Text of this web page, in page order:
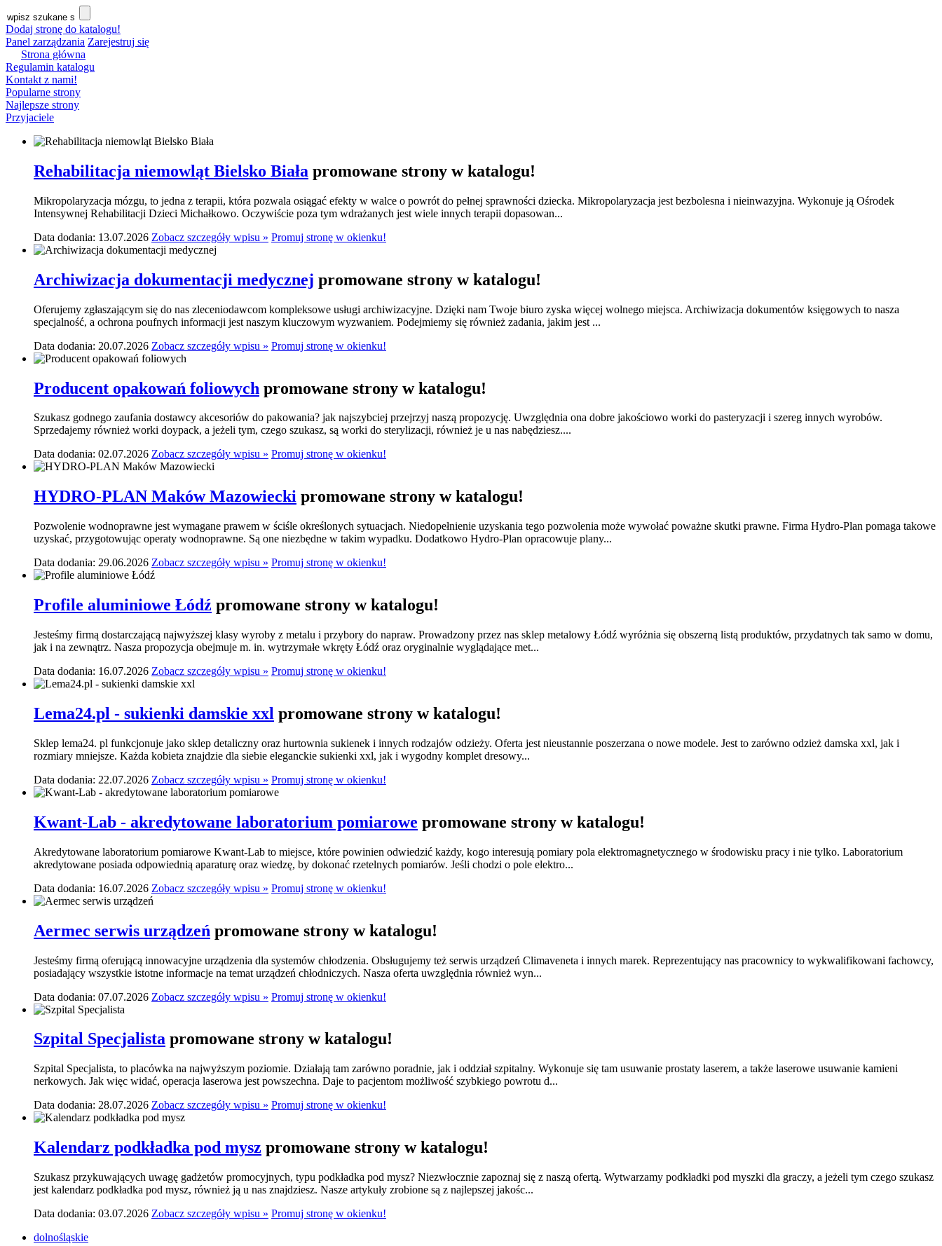
Dodaj stronę do katalogu!
Panel zarządzania Zarejestruj się
Strona główna
Regulamin katalogu
Kontakt z nami!
Popularne strony
Najlepsze strony
Przyjaciele
Rehabilitacja niemowląt Bielsko Biała promowane strony w katalogu!
Mikropolaryzacja mózgu, to jedna z terapii, która pozwala osiągać efekty w walce o powrót do pełnej sprawności dziecka. Mikropolaryzacja jest bezbolesna i nieinwazyjna. Wykonuje ją Ośrodek
Intensywnej Rehabilitacji Dzieci Michałkowo. Oczywiście poza tym wdrażanych jest wiele innych terapii dopasowan...
Data dodania: 13.07.2026 Zobacz szczegóły wpisu » Promuj stronę w okienku!
Archiwizacja dokumentacji medycznej promowane strony w katalogu!
Oferujemy zgłaszającym się do nas zleceniodawcom kompleksowe usługi archiwizacyjne. Dzięki nam Twoje biuro zyska więcej wolnego miejsca. Archiwizacja dokumentów księgowych to nasza
specjalność, a ochrona poufnych informacji jest naszym kluczowym wyzwaniem. Podejmiemy się również zadania, jakim jest ...
Data dodania: 20.07.2026 Zobacz szczegóły wpisu » Promuj stronę w okienku!
Producent opakowań foliowych promowane strony w katalogu!
Szukasz godnego zaufania dostawcy akcesoriów do pakowania? jak najszybciej przejrzyj naszą propozycję. Uwzględnia ona dobre jakościowo worki do pasteryzacji i szereg innych wyrobów.
Sprzedajemy również worki doypack, a jeżeli tym, czego szukasz, są worki do sterylizacji, również je u nas nabędziesz....
Data dodania: 02.07.2026 Zobacz szczegóły wpisu » Promuj stronę w okienku!
HYDRO-PLAN Maków Mazowiecki promowane strony w katalogu!
Pozwolenie wodnoprawne jest wymagane prawem w ściśle określonych sytuacjach. Niedopełnienie uzyskania tego pozwolenia może wywołać poważne skutki prawne. Firma Hydro-Plan pomaga takowe
uzyskać, przygotowując operaty wodnoprawne. Są one niezbędne w takim wypadku. Dodatkowo Hydro-Plan opracowuje plany...
Data dodania: 29.06.2026 Zobacz szczegóły wpisu » Promuj stronę w okienku!
Profile aluminiowe Łódź promowane strony w katalogu!
Jesteśmy firmą dostarczającą najwyższej klasy wyroby z metalu i przybory do napraw. Prowadzony przez nas sklep metalowy Łódź wyróżnia się obszerną listą produktów, przydatnych tak samo w domu,
jak i na zewnątrz. Nasza propozycja obejmuje m. in. wytrzymałe wkręty Łódź oraz oryginalnie wyglądające met...
Data dodania: 16.07.2026 Zobacz szczegóły wpisu » Promuj stronę w okienku!
Lema24.pl - sukienki damskie xxl promowane strony w katalogu!
Sklep lema24. pl funkcjonuje jako sklep detaliczny oraz hurtownia sukienek i innych rodzajów odzieży. Oferta jest nieustannie poszerzana o nowe modele. Jest to zarówno odzież damska xxl, jak i
rozmiary mniejsze. Każda kobieta znajdzie dla siebie eleganckie sukienki xxl, jak i wygodny komplet dresowy...
Data dodania: 22.07.2026 Zobacz szczegóły wpisu » Promuj stronę w okienku!
Kwant-Lab - akredytowane laboratorium pomiarowe promowane strony w katalogu!
Akredytowane laboratorium pomiarowe Kwant-Lab to miejsce, które powinien odwiedzić każdy, kogo interesują pomiary pola elektromagnetycznego w środowisku pracy i nie tylko. Laboratorium
akredytowane posiada odpowiednią aparaturę oraz wiedzę, by dokonać rzetelnych pomiarów. Jeśli chodzi o pole elektro...
Data dodania: 16.07.2026 Zobacz szczegóły wpisu » Promuj stronę w okienku!
Aermec serwis urządzeń promowane strony w katalogu!
Jesteśmy firmą oferującą innowacyjne urządzenia dla systemów chłodzenia. Obsługujemy też serwis urządzeń Climaveneta i innych marek. Reprezentujący nas pracownicy to wykwalifikowani fachowcy,
posiadający wszystkie istotne informacje na temat urządzeń chłodniczych. Nasza oferta uwzględnia również wyn...
Data dodania: 07.07.2026 Zobacz szczegóły wpisu » Promuj stronę w okienku!
Szpital Specjalista promowane strony w katalogu!
Szpital Specjalista, to placówka na najwyższym poziomie. Działają tam zarówno poradnie, jak i oddział szpitalny. Wykonuje się tam usuwanie prostaty laserem, a także laserowe usuwanie kamieni
nerkowych. Jak więc widać, operacja laserowa jest powszechna. Daje to pacjentom możliwość szybkiego powrotu d...
Data dodania: 28.07.2026 Zobacz szczegóły wpisu » Promuj stronę w okienku!
Kalendarz podkładka pod mysz promowane strony w katalogu!
Szukasz przykuwających uwagę gadżetów promocyjnych, typu podkładka pod mysz? Niezwłocznie zapoznaj się z naszą ofertą. Wytwarzamy podkładki pod myszki dla graczy, a jeżeli tym czego szukasz
jest kalendarz podkładka pod mysz, również ją u nas znajdziesz. Nasze artykuły zrobione są z najlepszej jakośc...
Data dodania: 03.07.2026 Zobacz szczegóły wpisu » Promuj stronę w okienku!
dolnośląskie